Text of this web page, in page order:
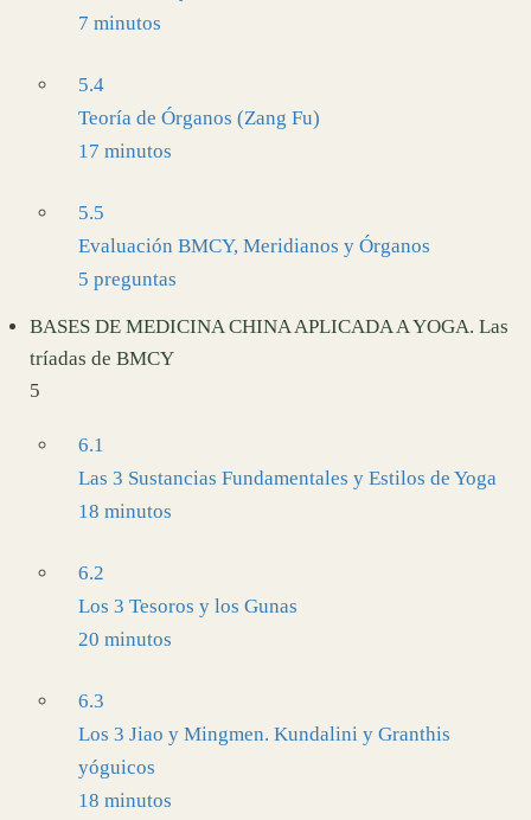
7 minutos
5.4
Teoría de Órganos (Zang Fu)
17 minutos
5.5
Evaluación BMCY, Meridianos y Órganos
5 preguntas
BASES DE MEDICINA CHINA APLICADA A YOGA. Las
tríadas de BMCY
5
6.1
Las 3 Sustancias Fundamentales y Estilos de Yoga
18 minutos
6.2
Los 3 Tesoros y los Gunas
20 minutos
6.3
Los 3 Jiao y Mingmen. Kundalini y Granthis
yóguicos
18 minutos